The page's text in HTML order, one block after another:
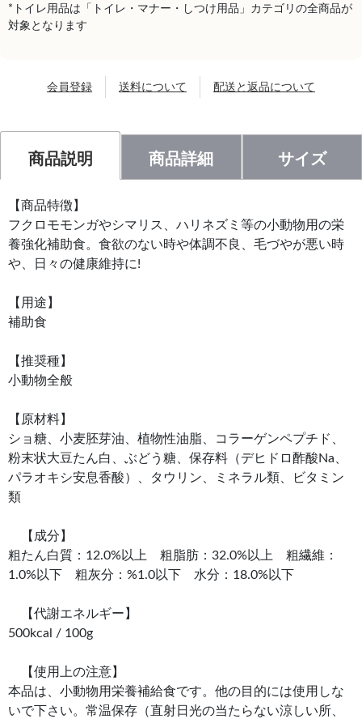
*トイレ用品は「トイレ・マナー・しつけ用品」カテゴリの全商品が
対象となります
会員登録 送料について 配送と返品について
商品説明 商品詳細 サイズ
【商品特徴】
フクロモモンガやシマリス、ハリネズミ等の小動物用の栄
養強化補助食。食欲のない時や体調不良、毛づやが悪い時
や、日々の健康維持に!
【用途】
補助食
【推奨種】
小動物全般
【原材料】
ショ糖、小麦胚芽油、植物性油脂、コラーゲンペプチド、
粉末状大豆たん白、ぶどう糖、保存料（デヒドロ酢酸Na、
パラオキシ安息香酸）、タウリン、ミネラル類、ビタミン
類
【成分】
粗たん白質：12.0%以上 粗脂肪：32.0%以上 粗繊維：
1.0%以下 粗灰分：%1.0以下 水分：18.0%以下
【代謝エネルギー】
500kcal / 100g
【使用上の注意】
本品は、小動物用栄養補給食です。他の目的には使用しな
いで下さい。常温保存（直射日光の当たらない涼しい所、